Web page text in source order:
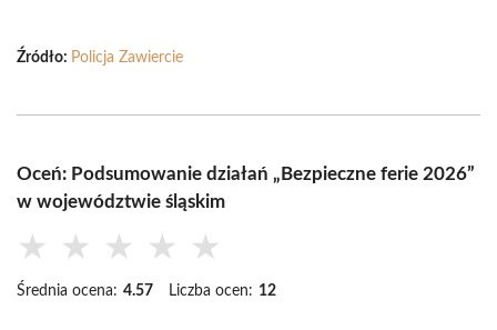
Źródło: Policja Zawiercie
Oceń: Podsumowanie działań „Bezpieczne ferie 2026”
w województwie śląskim
★ ★ ★ ★ ★
Średnia ocena: 4.57 Liczba ocen: 12